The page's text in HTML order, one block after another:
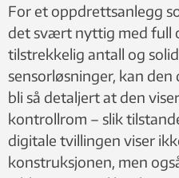
For et oppdrettsanlegg
det svært nyttig med full
tilstrekkelig antall og
sensorløsninger, kan
bli så detaljert at den
kontrollrom – slik
digitale tvillingen viser
konstruksjonen, men